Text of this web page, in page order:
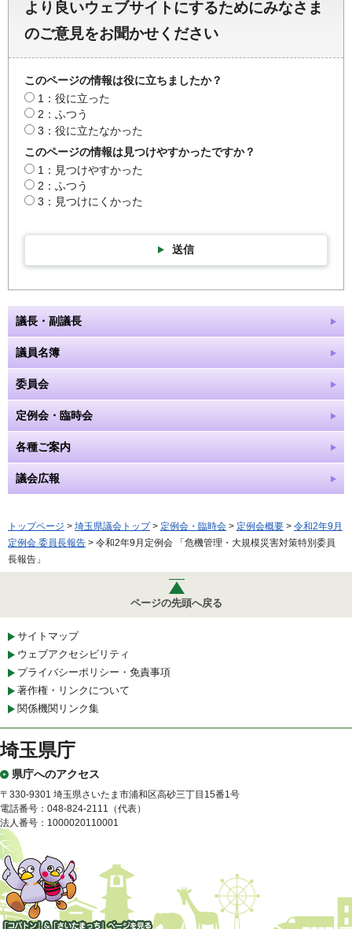
より良いウェブサイトにするためにみなさま
のご意見をお聞かせください
このページの情報は役に立ちましたか？
1：役に立った
2：ふつう
3：役に立たなかった
このページの情報は見つけやすかったですか？
1：見つけやすかった
2：ふつう
3：見つけにくかった
送信
議長・副議長
議員名簿
委員会
定例会・臨時会
各種ご案内
議会広報
トップページ > 埼玉県議会トップ> 定例会・臨時会 > 定例会概要 > 令和2年9月
定例会 委員長報告 > 令和2年9月定例会 「危機管理・大規模災害対策特別委員
長報告」
ページの先頭へ戻る
サイトマップ
ウェブアクセシビリティ
プライバシーポリシー・免責事項
著作権・リンクについて
関係機関リンク集
埼玉県庁
県庁へのアクセス
〒330-9301 埼玉県さいたま市浦和区高砂三丁目15番1号
電話番号：048-824-2111（代表）
法人番号：1000020110001